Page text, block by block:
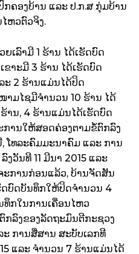
ຄອງບ້ານ ແລະ ປ.ກ.ສ ກຸ່ມບ້ານ
ຫວຕົວຈິງ.
ເລົາມີ 1 ຮ້ານ ໄດ້ເຮັດບົດ
ຂາະມີ 3 ຮ້ານ ໄດ້ເຮັດບົດ
ະ 2 ຮ້ານແມ່ນໄດ້ປິດ
ມໄຊມີຈຳນວນ 10 ຮ້ານ ໄດ້
ານ, 4 ຮ້ານແມ່ນໄດ້ເຮັດບົດ
ານໃຫ້ສອດຄ່ອງຕາມຂໍ້ຕົກລົງ
ໂທລະຄົມມະນາຄົມ ແລະ ການ
ວັນທີ 11 ມີນາ 2015 ແລະ
ການກ່ອນແລ້ວ, ບ້ານຈັດສັນ
ດບົດບັນທຶກໃຫ້ປິດຈຳນວນ 4
ທຶກໃນການເຄື່ອນໄຫວ
ລົງຂອງລັດຖະມົນຕີກະຊວງ
ການສື່ສານ ສະບັບເລກທີ
ແລະ ຈຳນວນ 7 ຮ້ານແມ່ນໄດ້